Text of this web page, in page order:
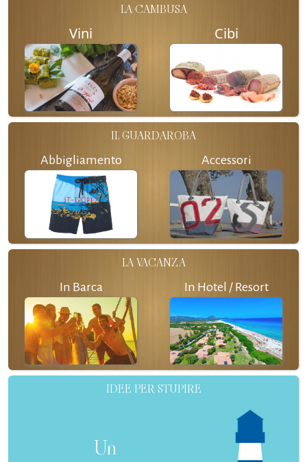
LA CAMBUSA
Vini Cibi
IL GUARDAROBA
Abbigliamento Accessori
LA VACANZA
In Barca In Hotel / Resort
IDEE PER STUPIRE
Un